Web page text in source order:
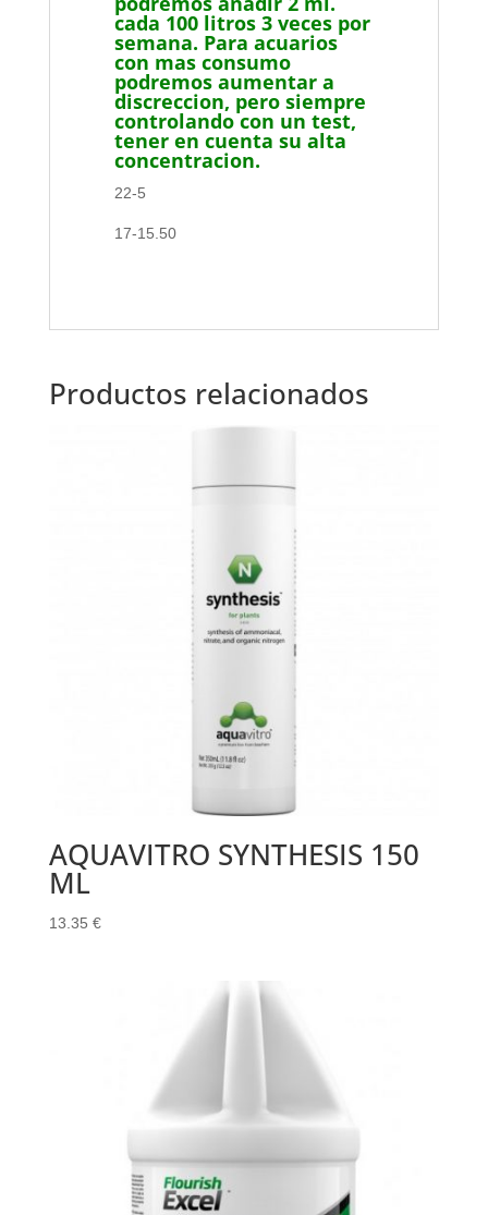
cada 100 litros 3 veces por
semana. Para acuarios
con mas consumo
podremos aumentar a
discreccion, pero siempre
controlando con un test,
tener en cuenta su alta
concentracion.
22-5
17-15.50
Productos relacionados
AQUAVITRO SYNTHESIS 150
ML
13.35 €